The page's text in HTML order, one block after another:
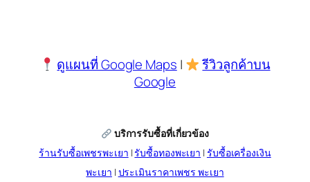
ดูแผนที่ Google Maps |
รีวิวลูกค้าบน
Google
บริการรับซื้อที่เกี่ยวข้อง
ร้านรับซื้อเพชรพะเยา |รับซื้อทองพะเยา | รับซื้อเครื่องเงิน
พะเยา | ประเมินราคาเพชร พะเยา